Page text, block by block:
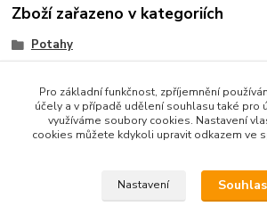
Zboží zařazeno v kategoriích
Potahy
Pro základní funkčnost, zpříjemnění
účely a v případě udělení souhlasu také pro
využíváme soubory cookies. Nastavení
cookies můžete kdykoli upravit odkazem ve
Nastavení